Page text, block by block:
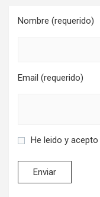
Nombre (requerido)
Email (requerido)
He leido y acepto